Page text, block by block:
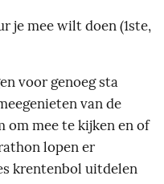
je mee wilt doen (1ste,
voor genoeg sta
van de
om mee te kijken en of
lopen er
krentenbol uitdelen